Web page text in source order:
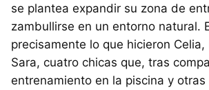
se plantea expandir su zona de
zambullirse en un entorno natural.
precisamente lo que hicieron
Sara, cuatro chicas que, tras
entrenamiento en la piscina y otras